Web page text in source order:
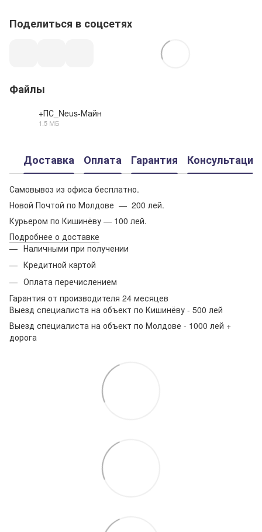
Поделиться в соцсетях
Файлы
+ПС_Neus-Майн
1.5 МБ
Доставка Оплата Гарантия Консультация
Самовывоз из офиса бесплатно.
Новой Почтой по Молдове — 200 лей.
Курьером по Кишинёву — 100 лей.
Подробнее о доставке
Наличными при получении
Кредитной картой
Оплата перечислением
Гарантия от производителя 24 месяцев
Выезд специалиста на объект по Кишинёву - 500 лей
Выезд специалиста на объект по Молдове - 1000 лей +
дорога